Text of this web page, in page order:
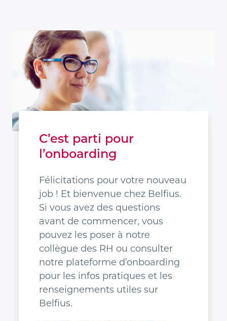
C’est parti pour
l’onboarding
Félicitations pour votre nouveau
job ! Et bienvenue chez Belfius.
Si vous avez des questions
avant de commencer, vous
pouvez les poser à notre
collègue des RH ou consulter
notre plateforme d’onboarding
pour les infos pratiques et les
renseignements utiles sur
Belfius.